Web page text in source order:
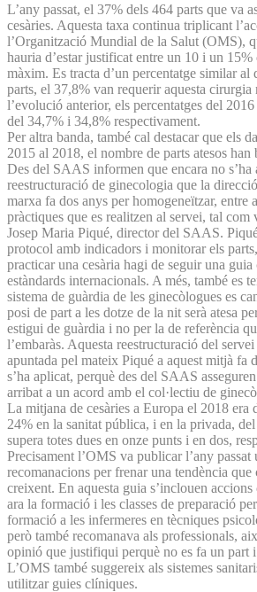
L’any passat, el 37% dels 464 parts que va
cesàries. Aquesta taxa continua triplicant
l’Organització Mundial de la Salut (OMS),
hauria d’estar justificat entre un 10 i un 15%
màxim. Es tracta d’un percentatge similar al
parts, el 37,8% van requerir aquesta
l’evolució anterior, els percentatges del
del 34,7% i 34,8% respectivament.
Per altra banda, també cal destacar que els
2015 al 2018, el nombre de parts atesos han
Des del SAAS informen que encara no s’ha
reestructuració de ginecologia que la
marxa fa dos anys per homogeneïtzar, entre
pràctiques que es realitzen al servei, tal com
Josep Maria Piqué, director del SAAS.
protocol amb indicadors i monitorar els
practicar una cesària hagi de seguir una
estàndards internacionals. A més, també es
sistema de guàrdia de les ginecòlogues es
posi de part a les dotze de la nit serà atesa
estigui de guàrdia i no per la de referència
l’embaràs. Aquesta reestructuració del
apuntada pel mateix Piqué a aquest mitjà fa
s’ha aplicat, perquè des del SAAS
arribat a un acord amb el col·lectiu de
La mitjana de cesàries a Europa el 2018 era
24% en la sanitat pública, i en la privada,
supera totes dues en onze punts i en dos,
Precisament l’OMS va publicar l’any passat
recomanacions per frenar una tendència que
creixent. En aquesta guia s’inclouen
ara la formació i les classes de preparació
formació a les infermeres en tècniques
però també recomanava als professionals,
opinió que justifiqui perquè no es fa un part i
L’OMS també suggereix als sistemes
utilitzar guies clíniques.